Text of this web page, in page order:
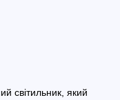
світильник, який